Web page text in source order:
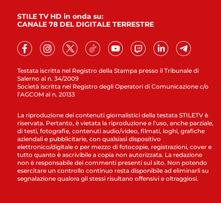
Testata iscritta nel Registro della Stampa presso il Tribunale di
Salerno al n. 34/2009
Società iscritta nel Registro degli Operatori di Comunicazione c/o
l’AGCOM al n. 20133
STILE TV HD in onda su:
CANALE 78 DEL DIGITALE TERRESTRE
La riproduzione dei contenuti giornalistici della testata STILETV è
riservata. Pertanto, è vietata la riproduzione e l’uso, anche parziale,
di testi, fotografie, contenuti audio/video, filmati, loghi, grafiche
aziendali e pubblicitarie, con qualsiasi dispositivo
elettronico/digitale o per mezzo di fotocopie, registrazioni, cover e
tutto quanto è ascrivibile a copia non autorizzata. La redazione
non è responsabile dei commenti presenti sul sito. Non potendo
esercitare un controllo continuo resta disponibile ad eliminarli su
segnalazione qualora gli stessi risultano offensivi e oltraggiosi.